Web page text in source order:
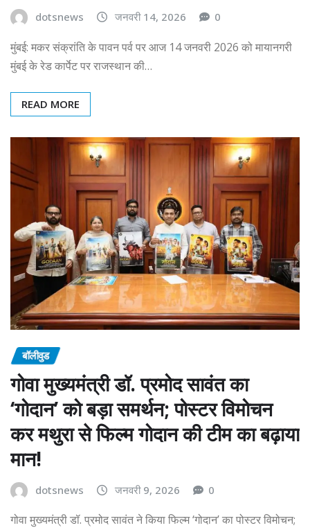
dotsnews जनवरी 14, 2026 0
मुंबई: मकर संक्रांति के पावन पर्व पर आज 14 जनवरी 2026 को मायानगरी
मुंबई के रेड कार्पेट पर राजस्थान की…
READ MORE
बॉलीवुड
गोवा मुख्यमंत्री डॉ. प्रमोद सावंत का
‘गोदान’ को बड़ा समर्थन; पोस्टर विमोचन
कर मथुरा से फिल्म गोदान की टीम का बढ़ाया
मान!
dotsnews जनवरी 9, 2026 0
गोवा मुख्यमंत्री डॉ. प्रमोद सावंत ने किया फिल्म ‘गोदान’ का पोस्टर विमोचन;